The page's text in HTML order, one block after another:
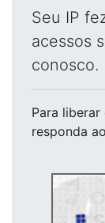
Seu IP
acessos
conosco.
Para liberar
responda